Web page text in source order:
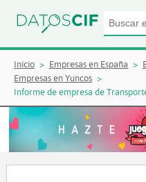
Inicio Empresas en España
Empresas en Yuncos
Informe de empresa de